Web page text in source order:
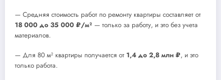
— Средняя стоимость работ по ремонту квартиры составляет от
18 000 до 35 000 ₽/м² — только за работу, и это без учета
материалов.
— Для 80 м² квартиры получается от 1,4 до 2,8 млн ₽, и это
только работа.